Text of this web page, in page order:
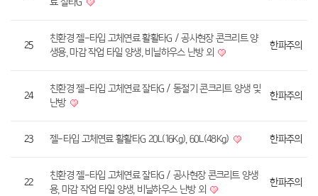
25
친환경 젤-타입 고체연료 활활타G / 공사현장 콘크리트 양
생용, 마감 작업 타일 양생, 비닐하우스 난방 외
한파주의
24
친환경 젤-타입 고체연료 잘타G / 동절기 콘크리트 양생 및
난방
한파주의
23 젤-타입 고체연료 활활타G 20L(16Kg), 60L(48Kg) 한파주의
22
친환경 젤-타입 고체연료 잘타G / 공사현장 콘크리트 양생
용, 마감 작업 타일 양생, 비닐하우스 난방 외
한파주의